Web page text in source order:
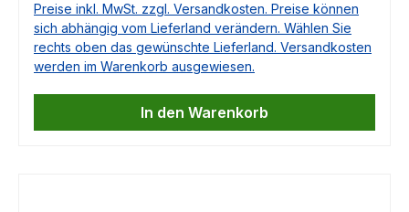
356Porsche 911 FPorsche 911 GPorsche
930Porsche 964Porsche 991Porsche
992Porsche 993Porsche 996Porsche
997Porsche 912Porsche 914Porsche
924Porsche 928Porsche 944Porsche
959Porsche 968Porsche BoxsterPorsche
Preise inkl. MwSt. zzgl. Versandkosten. Preise können
sich abhängig vom Lieferland verändern. Wählen Sie
rechts oben das gewünschte Lieferland. Versandkosten
werden im Warenkorb ausgewiesen.
In den Warenkorb